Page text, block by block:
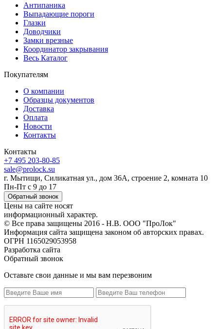
Антипаника
Выпадающие пороги
Глазки
Доводчики
Замки врезные
Координатор закрывания
Весь Каталог
Покупателям
О компании
Образцы документов
Доставка
Оплата
Новости
Контакты
Контакты
+7 495 203-80-85
sale@prolock.su
г. Мытищи, Силикатная ул., дом 36А, строение 2, комната 10
Пн-Пт с 9 до 17
Обратный звонок
Цены на сайте носят
информационный характер.
© Все права защищены 2016 - Н.В. ООО "ПроЛок"
Информация сайта защищена законом об авторских правах.
ОГРН 1165029053958
Разработка сайта
Обратный звонок
Оставьте свои данные и мы вам перезвоним